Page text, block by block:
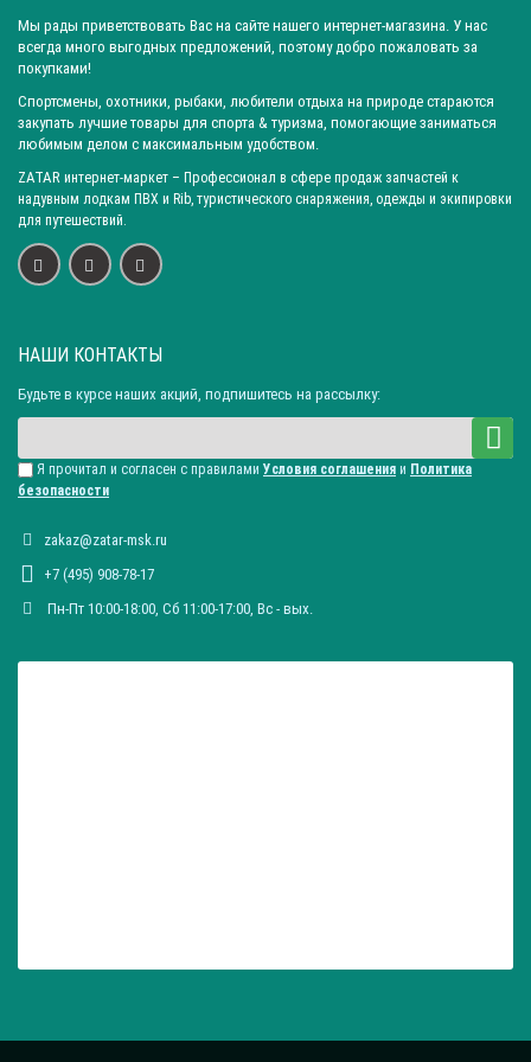
Город: Челябинск
Город: Барнаул
Город: Тюмень
Город: Казань
Ширина рукояти (в ср. части): 30 ± 2 мм
Ширина рукояти (в ср. части): 34 ± 3 мм
Ширина рукояти (в ср. части): 35 ± 2 мм
Длина клинка: 145 ± 2 мм
Длина клинка: 150 ± 3 мм
Длина рукояти: 120 ± 5 мм
Материал лезвия: Нержавеющая сталь 65х13
Материал рукоятки: Дерево орех(теплая)
Наибольшая ширина клинка: 34 ± 2 мм
Наибольшая ширина клинка: 35 ± 2 мм
Наибольшая ширина клинка: 37 ± 2 мм
Мы рады приветствовать Вас на сайте нашего интернет-магазина. У нас
всегда много выгодных предложений, поэтому добро пожаловать за
покупками!
Спортсмены, охотники, рыбаки, любители отдыха на природе стараются
закупать лучшие товары для спорта & туризма, помогающие заниматься
любимым делом с максимальным удобством.
ZATAR интернет-маркет – Профессионал в сфере продаж запчастей к
надувным лодкам ПВХ и Rib, туристического снаряжения, одежды и экипировки
для путешествий.
НАШИ КОНТАКТЫ
Будьте в курсе наших акций, подпишитесь на рассылку:
Я прочитал и согласен с правилами Условия соглашения и Политика
безопасности
zakaz@zatar-msk.ru
+7 (495) 908-78-17
Пн-Пт 10:00-18:00, Сб 11:00-17:00, Вc - вых.